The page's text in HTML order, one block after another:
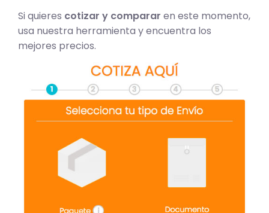
Si quieres cotizar y comparar en este momento,
usa nuestra herramienta y encuentra los
mejores precios.